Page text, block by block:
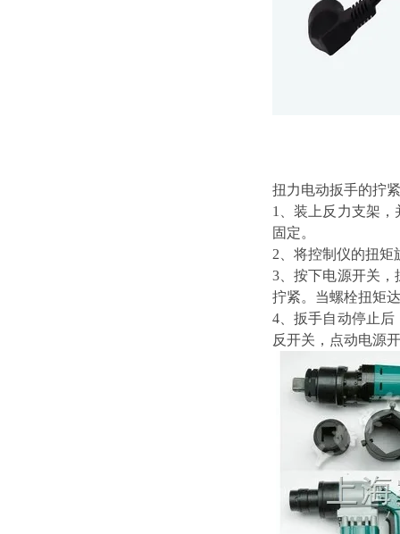
扭力电动扳手的拧
1、装上反力支架
固定。
2、将控制仪的扭
3、按下电源开关
拧紧。当螺栓扭矩
4、扳手自动停止
反开关，点动电源